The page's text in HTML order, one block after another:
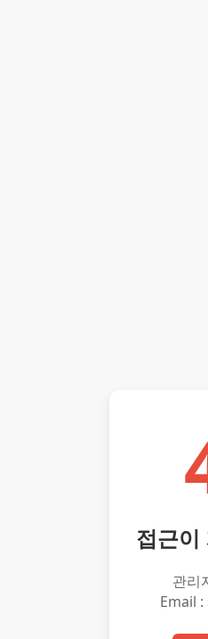
접근이
관리
Email